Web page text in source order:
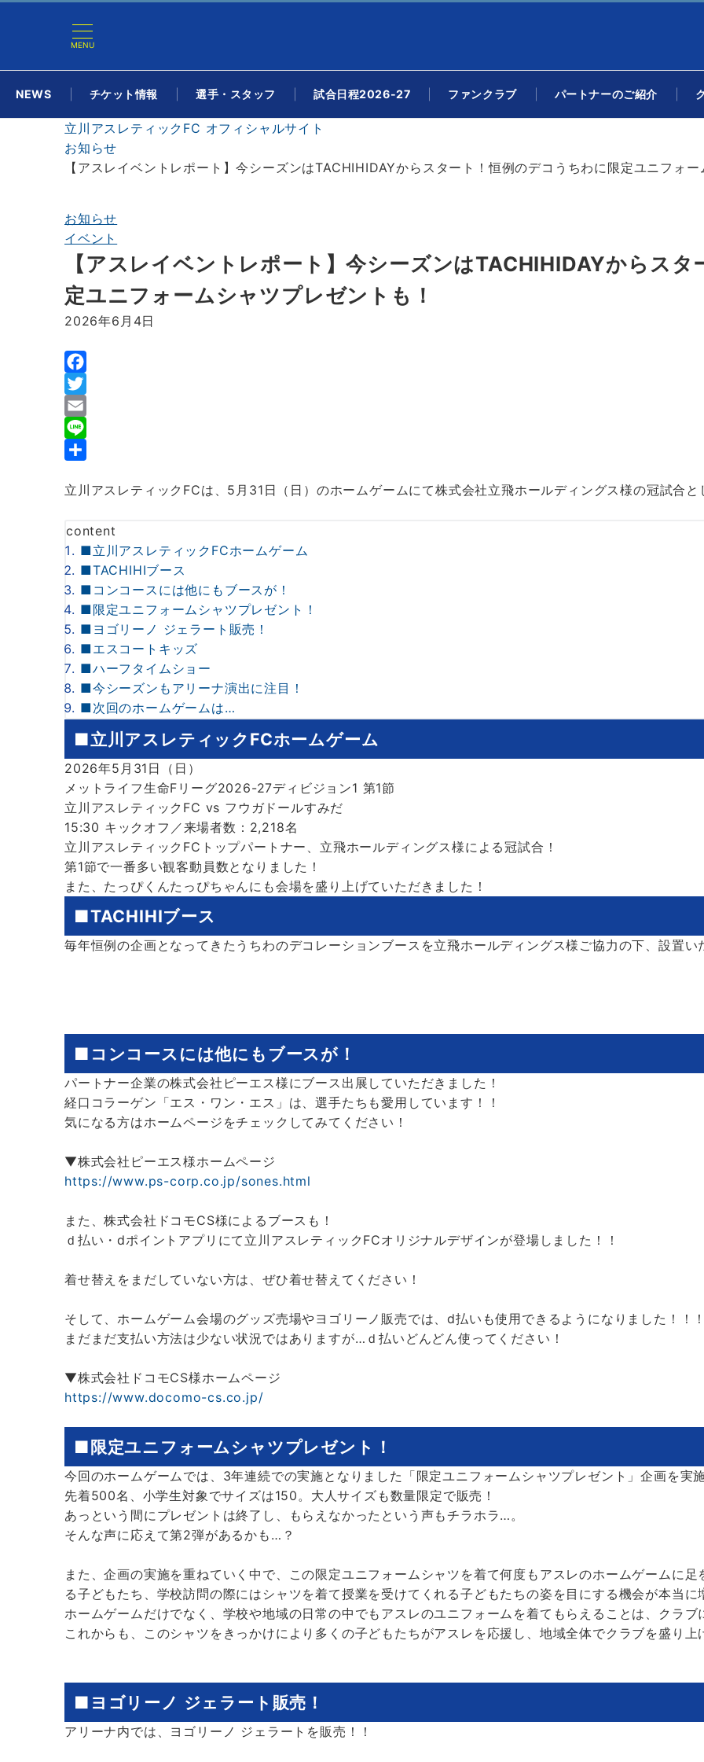
MENU
NEWS チケット情報 選手・スタッフ 試合日程2026-27 ファンクラブ パートナーのご紹介
立川アスレティックFC オフィシャルサイト
お知らせ
【アスレイベントレポート】今シーズンはTACHIHIDAYからスタート！恒例のデコうちわに限定ユニフォー
お知らせ
イベント
【アスレイベントレポート】今シーズンはTACHIHIDAYからス
定ユニフォームシャツプレゼントも！
2026年6月4日
F
a
c
e
o
k
T
w
t
r
E
m
i
L
n
有
立川アスレティックFCは、5月31日（日）のホームゲームにて株式会社立飛ホールディングス様の冠試合と
content
■立川アスレティックFCホームゲーム
■TACHIHIブース
■コンコースには他にもブースが！
■限定ユニフォームシャツプレゼント！
■ヨゴリーノ ジェラート販売！
■エスコートキッズ
■ハーフタイムショー
■今シーズンもアリーナ演出に注目！
■次回のホームゲームは…
■立川アスレティックFCホームゲーム
2026年5月31日（日）
メットライフ生命Fリーグ2026-27ディビジョン1 第1節
立川アスレティックFC vs フウガドールすみだ
15:30 キックオフ／来場者数：2,218名
立川アスレティックFCトップパートナー、立飛ホールディングス様による冠試合！
第1節で一番多い観客動員数となりました！
また、たっぴくんたっぴちゃんにも会場を盛り上げていただきました！
■TACHIHIブース
毎年恒例の企画となってきたうちわのデコレーションブースを立飛ホールディングス様ご協力の下、設置い
■コンコースには他にもブースが！
パートナー企業の株式会社ピーエス様にブース出展していただきました！
経口コラーゲン「エス・ワン・エス」は、選手たちも愛用しています！！
気になる方はホームページをチェックしてみてください！
▼株式会社ピーエス様ホームページ
https://www.ps-corp.co.jp/sones.html
また、株式会社ドコモCS様によるブースも！
ｄ払い・dポイントアプリにて立川アスレティックFCオリジナルデザインが登場しました！！
着せ替えをまだしていない方は、ぜひ着せ替えてください！
そして、ホームゲーム会場のグッズ売場やヨゴリーノ販売では、d払いも使用できるようになりました！！！
まだまだ支払い方法は少ない状況ではありますが…ｄ払いどんどん使ってください！
▼株式会社ドコモCS様ホームページ
https://www.docomo-cs.co.jp/
■限定ユニフォームシャツプレゼント！
今回のホームゲームでは、3年連続での実施となりました「限定ユニフォームシャツプレゼント」企画を実
先着500名、小学生対象でサイズは150。大人サイズも数量限定で販売！
あっという間にプレゼントは終了し、もらえなかったという声もチラホラ…。
そんな声に応えて第2弾があるかも…？
また、企画の実施を重ねていく中で、この限定ユニフォームシャツを着て何度もアスレのホームゲームに
る子どもたち、学校訪問の際にはシャツを着て授業を受けてくれる子どもたちの姿を目にする機会が本当に
ホームゲームだけでなく、学校や地域の日常の中でもアスレのユニフォームを着てもらえることは、クラブ
これからも、このシャツをきっかけにより多くの子どもたちがアスレを応援し、地域全体でクラブを盛り上
■ヨゴリーノ ジェラート販売！
アリーナ内では、ヨゴリーノ ジェラートを販売！！